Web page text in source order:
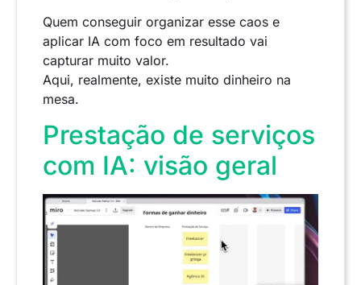
Quem conseguir organizar esse caos e
aplicar IA com foco em resultado vai
capturar muito valor.
Aqui, realmente, existe muito dinheiro na
mesa.
Prestação de serviços
com IA: visão geral